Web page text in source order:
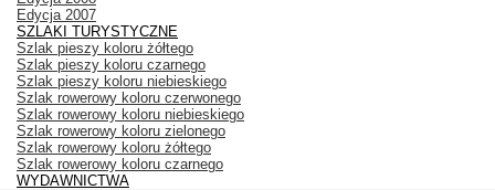
Edycja 2007
SZLAKI TURYSTYCZNE
Szlak pieszy koloru żółtego
Szlak pieszy koloru czarnego
Szlak pieszy koloru niebieskiego
Szlak rowerowy koloru czerwonego
Szlak rowerowy koloru niebieskiego
Szlak rowerowy koloru zielonego
Szlak rowerowy koloru żółtego
Szlak rowerowy koloru czarnego
WYDAWNICTWA